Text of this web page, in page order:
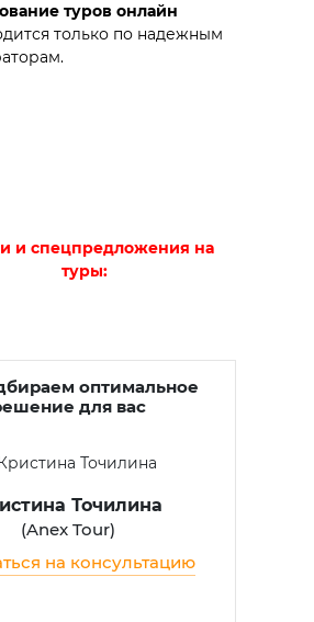
оптимальное
для вас
Точилина
(Anex Tour)
на консультацию
туров онлайн
только по надежным
и спецпредложения на
туры: